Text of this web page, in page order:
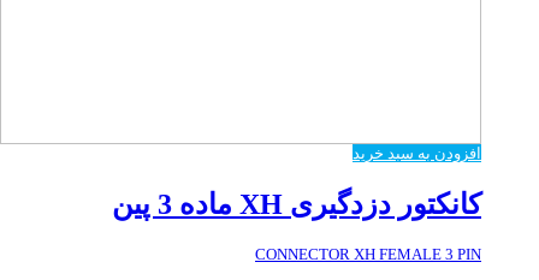
افزودن به سبد خرید
کانکتور دزدگیری XH ماده 3 پین
CONNECTOR XH FEMALE 3 PIN